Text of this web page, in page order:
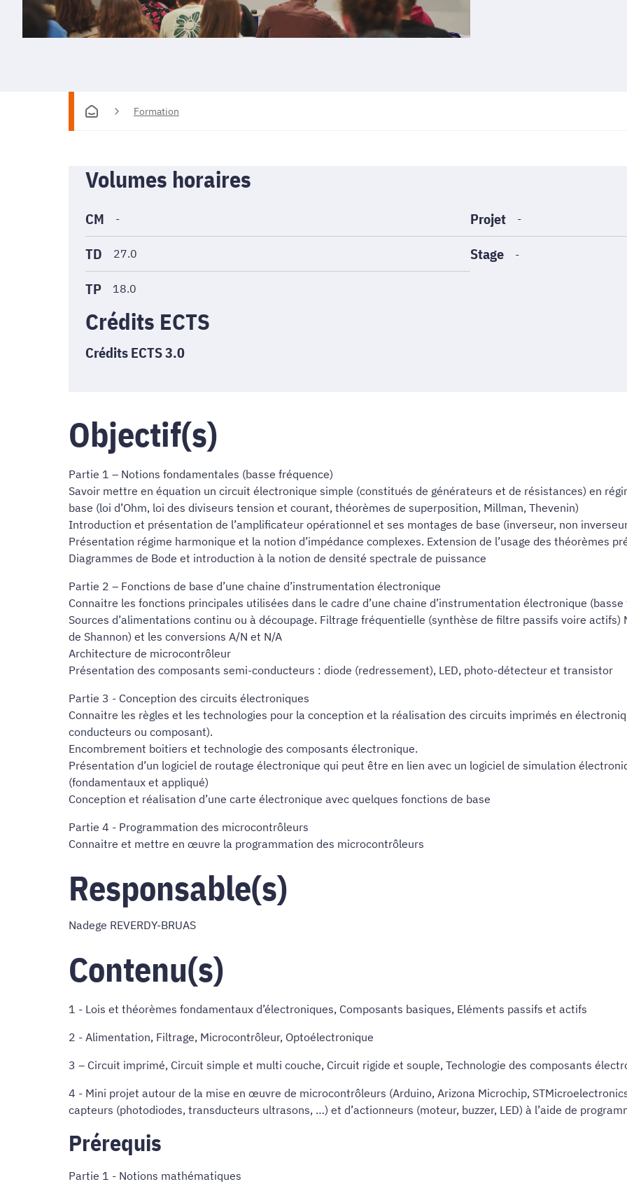
Formation
Informations
générales
Volumes horaires
CM - Projet -
TD 27.0 Stage -
TP 18.0
Crédits ECTS
Crédits ECTS 3.0
Objectif(s)
Partie 1 – Notions fondamentales (basse fréquence)
Savoir mettre en équation un circuit électronique simple (constitués de générateurs et de résistances) en
base (loi d’Ohm, loi des diviseurs tension et courant, théorèmes de superposition, Millman, Thevenin)
Introduction et présentation de l’amplificateur opérationnel et ses montages de base (inverseur, non
Présentation régime harmonique et la notion d’impédance complexes. Extension de l’usage des théorèmes
Diagrammes de Bode et introduction à la notion de densité spectrale de puissance
Partie 2 – Fonctions de base d’une chaine d’instrumentation électronique
Connaitre les fonctions principales utilisées dans le cadre d’une chaine d’instrumentation électronique
Sources d’alimentations continu ou à découpage. Filtrage fréquentielle (synthèse de filtre passifs voire
de Shannon) et les conversions A/N et N/A
Architecture de microcontrôleur
Présentation des composants semi-conducteurs : diode (redressement), LED, photo-détecteur et transistor
Partie 3 - Conception des circuits électroniques
Connaitre les règles et les technologies pour la conception et la réalisation des circuits imprimés en
conducteurs ou composant).
Encombrement boitiers et technologie des composants électronique.
Présentation d’un logiciel de routage électronique qui peut être en lien avec un logiciel de simulation
(fondamentaux et appliqué)
Conception et réalisation d’une carte électronique avec quelques fonctions de base
Partie 4 - Programmation des microcontrôleurs
Connaitre et mettre en œuvre la programmation des microcontrôleurs
Responsable(s)
Nadege REVERDY-BRUAS
Contenu(s)
1 - Lois et théorèmes fondamentaux d’électroniques, Composants basiques, Eléments passifs et actifs
2 - Alimentation, Filtrage, Microcontrôleur, Optoélectronique
3 – Circuit imprimé, Circuit simple et multi couche, Circuit rigide et souple, Technologie des composants
4 - Mini projet autour de la mise en œuvre de microcontrôleurs (Arduino, Arizona Microchip,
capteurs (photodiodes, transducteurs ultrasons, …) et d’actionneurs (moteur, buzzer, LED) à l’aide de
Prérequis
Partie 1 - Notions mathématiques